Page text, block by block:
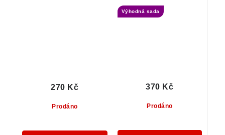
Prodáno
270 Kč
Výhodná sada
Prodáno
370 Kč